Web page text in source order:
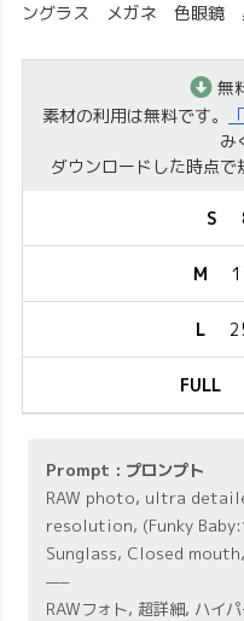
ングラス メガネ 色眼鏡
無
素材の利用は無料です。
み
ダウンロードした時点で
S
M
L
FULL
Prompt : プロンプト
RAW photo, ultra
resolution, (Funky
Sunglass, Closed
—–
RAWフォト, 超詳細, ハイ